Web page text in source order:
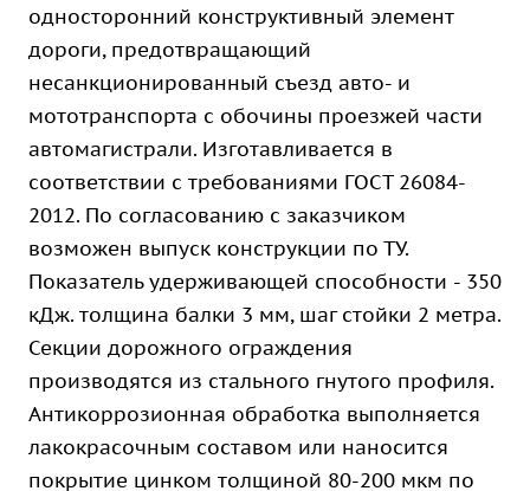
односторонний конструктивный элемент
дороги, предотвращающий
несанкционированный съезд авто- и
мототранспорта с обочины проезжей части
автомагистрали. Изготавливается в
соответствии с требованиями ГОСТ 26084-
2012. По согласованию с заказчиком
возможен выпуск конструкции по ТУ.
Показатель удерживающей способности - 350
кДж. толщина балки 3 мм, шаг стойки 2 метра.
Секции дорожного ограждения
производятся из стального гнутого профиля.
Антикоррозионная обработка выполняется
лакокрасочным составом или наносится
покрытие цинком толщиной 80-200 мкм по